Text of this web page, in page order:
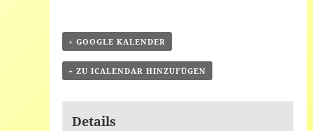
+ GOOGLE KALENDER
+ ZU ICALENDAR HINZUFÜGEN
Details